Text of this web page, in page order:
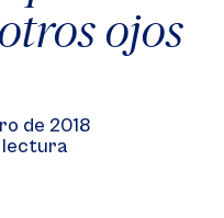
ojos
de 2018
lectura